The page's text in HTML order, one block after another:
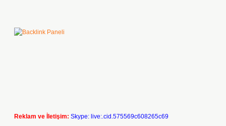
Reklam ve İletişim: Skype: live:.cid.575569c608265c69